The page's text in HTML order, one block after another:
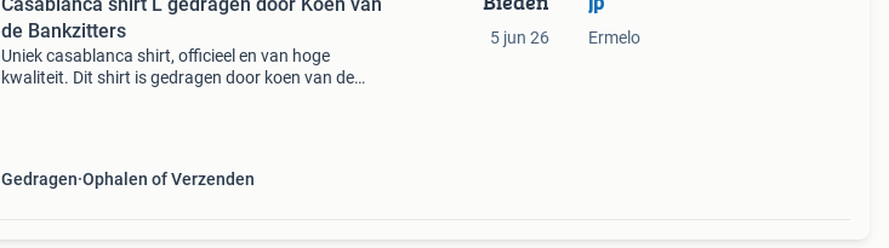
de Bankzitters
Uniek casablanca shirt, officieel en van hoge
kwaliteit. Dit shirt is gedragen door koen van de
Gedragen Ophalen of Verzenden
5 jun 26 Ermelo